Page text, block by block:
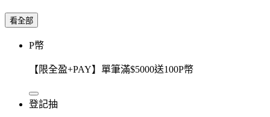
看全部
P幣
【限全盈+PAY】單筆滿$5000送100P幣
登記抽